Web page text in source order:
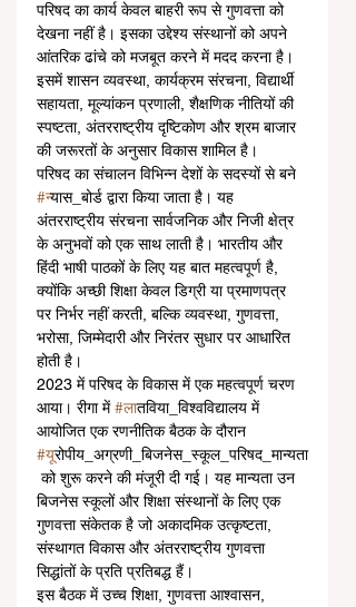
परिषद का कार्य केवल बाहरी रूप से गुणवत्ता को
देखना नहीं है। इसका उद्देश्य संस्थानों को अपने
आंतरिक ढांचे को मजबूत करने में मदद करना है।
इसमें शासन व्यवस्था, कार्यक्रम संरचना, विद्यार्थी
सहायता, मूल्यांकन प्रणाली, शैक्षणिक नीतियों की
स्पष्टता, अंतरराष्ट्रीय दृष्टिकोण और श्रम बाजार
की जरूरतों के अनुसार विकास शामिल है।
परिषद का संचालन विभिन्न देशों के सदस्यों से बने
#न्यास_बोर्ड द्वारा किया जाता है। यह
अंतरराष्ट्रीय संरचना सार्वजनिक और निजी क्षेत्र
के अनुभवों को एक साथ लाती है। भारतीय और
हिंदी भाषी पाठकों के लिए यह बात महत्वपूर्ण है,
क्योंकि अच्छी शिक्षा केवल डिग्री या प्रमाणपत्र
पर निर्भर नहीं करती, बल्कि व्यवस्था, गुणवत्ता,
भरोसा, जिम्मेदारी और निरंतर सुधार पर आधारित
होती है।
2023 में परिषद के विकास में एक महत्वपूर्ण चरण
आया। रीगा में #लातविया_विश्वविद्यालय में
आयोजित एक रणनीतिक बैठक के दौरान
#यूरोपीय_अग्रणी_बिजनेस_स्कूल_परिषद_मान्यता
को शुरू करने की मंजूरी दी गई। यह मान्यता उन
बिजनेस स्कूलों और शिक्षा संस्थानों के लिए एक
गुणवत्ता संकेतक है जो अकादमिक उत्कृष्टता,
संस्थागत विकास और अंतरराष्ट्रीय गुणवत्ता
सिद्धांतों के प्रति प्रतिबद्ध हैं।
इस बैठक में उच्च शिक्षा, गुणवत्ता आश्वासन,